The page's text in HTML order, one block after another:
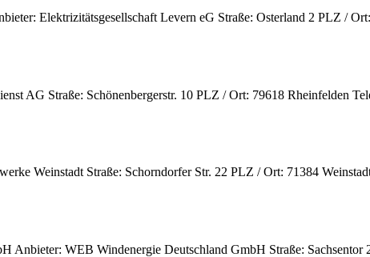
Elektrizitätsgesellschaft Levern eG Straße: Osterland 2 PLZ /
AG Straße: Schönenbergerstr. 10 PLZ / Ort: 79618 Rheinfelden
Weinstadt Straße: Schorndorfer Str. 22 PLZ / Ort: 71384
Anbieter: WEB Windenergie Deutschland GmbH Straße: Sachsentor